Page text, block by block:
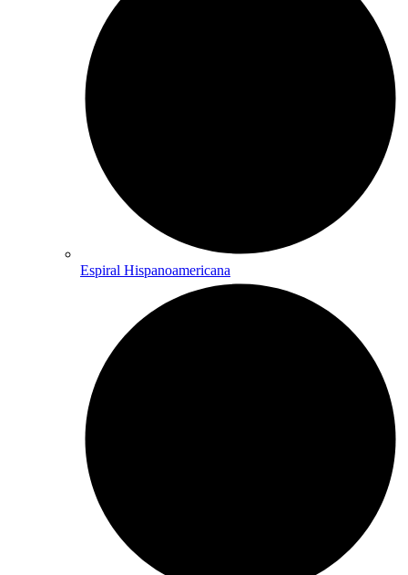
Espiral Hispanoamericana